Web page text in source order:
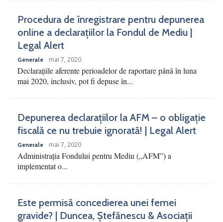
Procedura de înregistrare pentru depunerea
online a declarațiilor la Fondul de Mediu |
Legal Alert
Generale mai 7, 2020
Declarațiile aferente perioadelor de raportare până în luna
mai 2020, inclusiv, pot fi depuse în...
Depunerea declarațiilor la AFM – o obligație
fiscală ce nu trebuie ignorată! | Legal Alert
Generale mai 7, 2020
Administrația Fondului pentru Mediu („AFM”) a
implementat o...
Este permisă concedierea unei femei
gravide? | Duncea, Ștefănescu & Asociații